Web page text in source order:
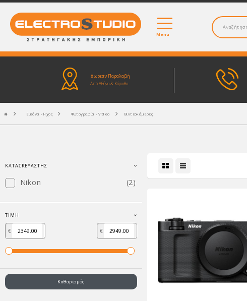
Menu
Δωρεάν Παραλαβή
Από Αθήνα & Κόρινθο
Εικόνα - Ήχος Φωτογραφία - Video Βιντεοκάμερες
ΚΑΤΑΣΚΕΥΑΣΤΉΣ
Nikon (2)
ΤΙΜΉ
€ €
Καθαρισμός